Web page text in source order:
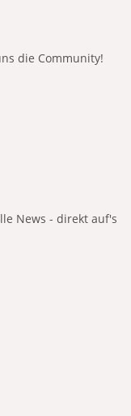
die Community!
News - direkt auf's